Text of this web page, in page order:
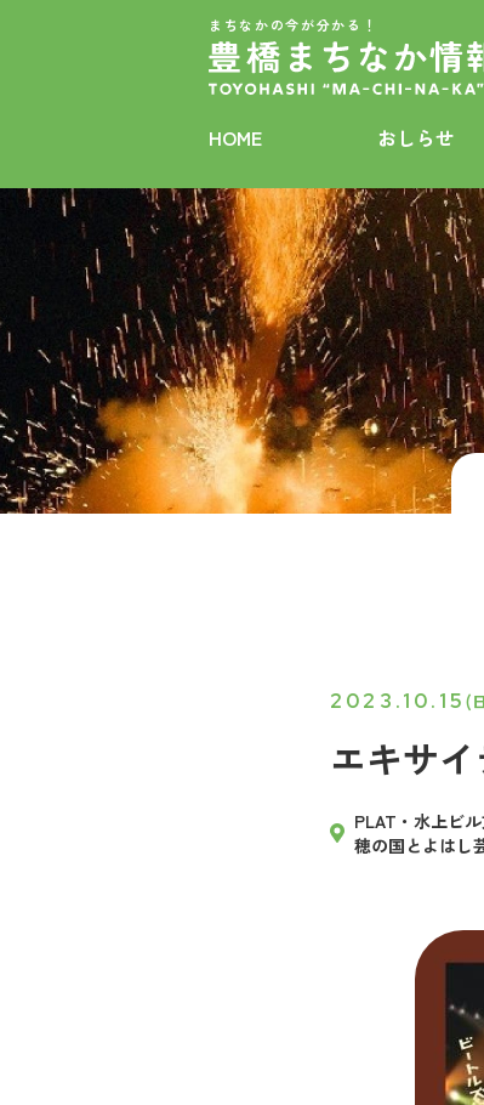
まちなかの今が分かる！
HOME おしらせ
エキサ
2023.10.15 (
PLAT・水上ビ
穂の国とよはし